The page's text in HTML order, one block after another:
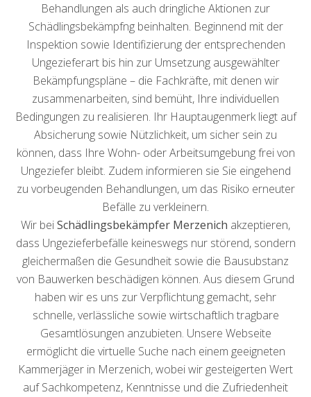
Behandlungen als auch dringliche Aktionen zur
Schädlingsbekämpfng beinhalten. Beginnend mit der
Inspektion sowie Identifizierung der entsprechenden
Ungezieferart bis hin zur Umsetzung ausgewählter
Bekämpfungspläne – die Fachkräfte, mit denen wir
zusammenarbeiten, sind bemüht, Ihre individuellen
Bedingungen zu realisieren. Ihr Hauptaugenmerk liegt auf
Absicherung sowie Nützlichkeit, um sicher sein zu
können, dass Ihre Wohn- oder Arbeitsumgebung frei von
Ungeziefer bleibt. Zudem informieren sie Sie eingehend
zu vorbeugenden Behandlungen, um das Risiko erneuter
Befälle zu verkleinern.
Wir beiSchädlingsbekämpfer Merzenich akzeptieren,
dass Ungezieferbefälle keineswegs nur störend, sondern
gleichermaßen die Gesundheit sowie die Bausubstanz
von Bauwerken beschädigen können. Aus diesem Grund
haben wir es uns zur Verpflichtung gemacht, sehr
schnelle, verlässliche sowie wirtschaftlich tragbare
Gesamtlösungen anzubieten. Unsere Webseite
ermöglicht die virtuelle Suche nach einem geeigneten
Kammerjäger in Merzenich, wobei wir gesteigerten Wert
auf Sachkompetenz, Kenntnisse und die Zufriedenheit